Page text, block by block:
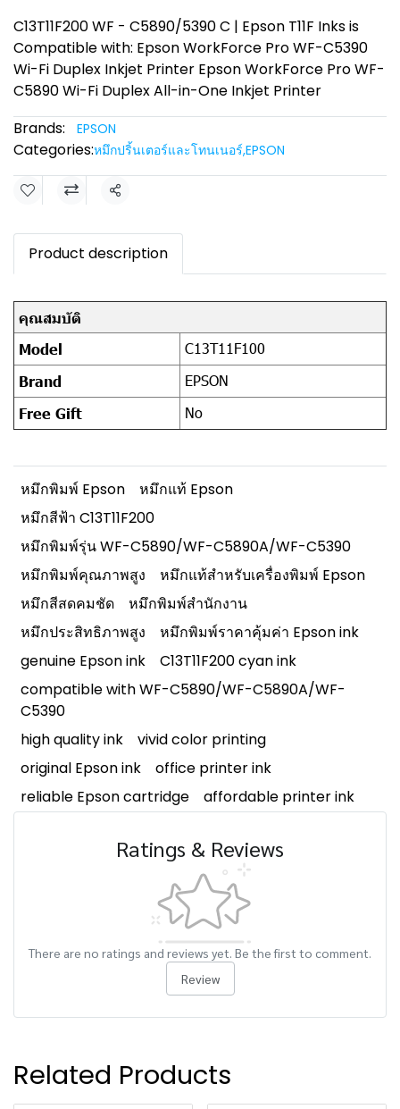
C13T11F200 WF - C5890/5390 C | Epson T11F Inks is
Compatible with: Epson WorkForce Pro WF-C5390
Wi-Fi Duplex Inkjet Printer Epson WorkForce Pro WF-
C5890 Wi-Fi Duplex All-in-One Inkjet Printer
Brands:
EPSON
Categories:หมึกปริ้นเตอร์และโทนเนอร์,EPSON
Share
Product description
คุณสมบัติ
Model
C13T11F100
Brand EPSON
Free Gift No
หมึกพิมพ์ Epson
หมึกแท้ Epson
หมึกสีฟ้า C13T11F200
หมึกพิมพ์รุ่น WF-C5890/WF-C5890A/WF-C5390
หมึกพิมพ์คุณภาพสูง
หมึกแท้สำหรับเครื่องพิมพ์ Epson
หมึกสีสดคมชัด
หมึกพิมพ์สำนักงาน
หมึกประสิทธิภาพสูง
หมึกพิมพ์ราคาคุ้มค่า Epson ink
genuine Epson ink
C13T11F200 cyan ink
compatible with WF-C5890/WF-C5890A/WF-
C5390
high quality ink
vivid color printing
original Epson ink
office printer ink
reliable Epson cartridge
affordable printer ink
Ratings & Reviews
There are no ratings and reviews yet. Be the first to comment.
Review
Related Products